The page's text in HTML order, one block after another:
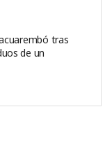
tras
de un